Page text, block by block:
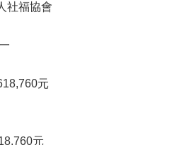
社福協會
元
元